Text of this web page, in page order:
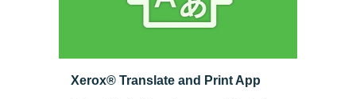
Xerox® Translate and Print App